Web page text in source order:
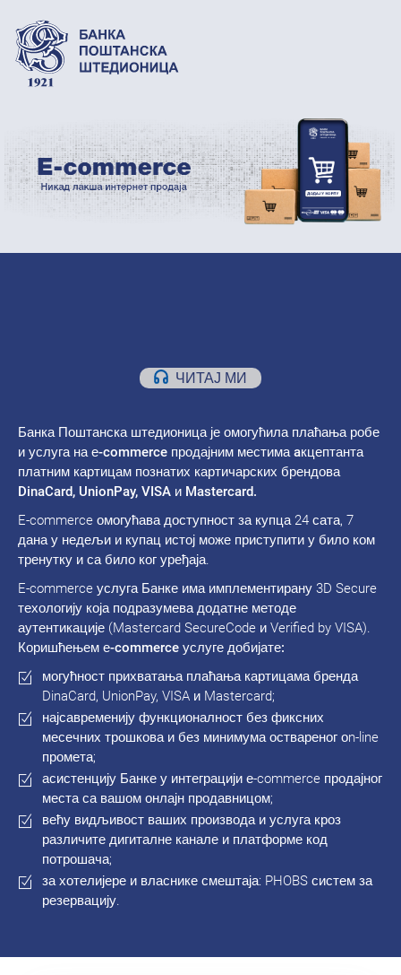
ЧИТАЈ МИ
Банка Поштанска штедионица је омогућила плаћања робе
и услуга на е-commerce продајним местима aкцептанта
платним картицам познатих картичарских брендова
DinaCard, UnionPay, VISA и Mastercard.
E-commerce омогућава доступност за купца 24 сата, 7
дана у недељи и купац истој може приступити у било ком
тренутку и са било ког уређаја.
E-commerce услуга Банке има имплементирану 3D Secure
техологију која подразумева додатне методе
аутентикације (Mastercard SecureCode и Verified by VISA).
Коришћењем е-commerce услуге добијате:
могућност прихватања плаћања картицама бренда
DinaCard, UnionPay, VISA и Mastercard;
најсавременију функционалност без фиксних
месечних трошкова и без минимума оствареног оn-line
промета;
асистенцију Банке у интеграцији е-commerce продајног
места са вашом онлајн продавницом;
већу видљивост ваших производа и услуга кроз
различите дигиталне канале и платформе код
потрошача;
за хотелијере и власнике смештаја: PHOBS систем за
резервацију.